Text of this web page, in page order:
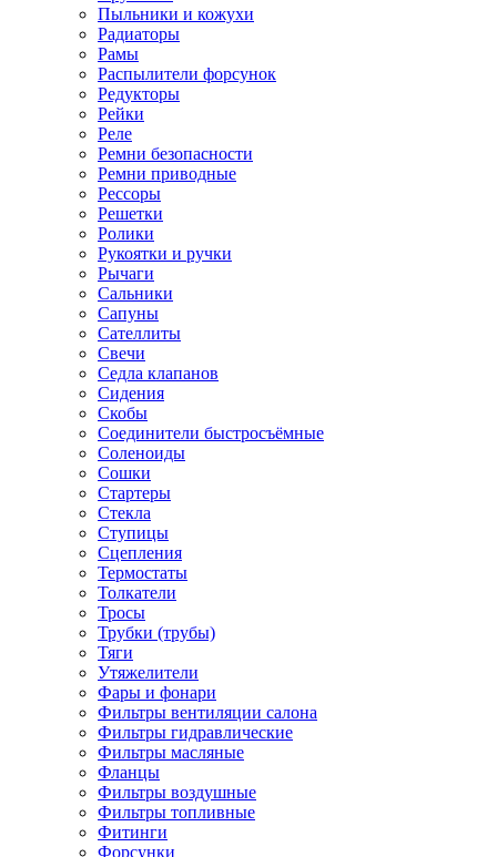
Пыльники и кожухи
Радиаторы
Рамы
Распылители форсунок
Редукторы
Рейки
Реле
Ремни безопасности
Ремни приводные
Рессоры
Решетки
Ролики
Рукоятки и ручки
Рычаги
Сальники
Сапуны
Сателлиты
Свечи
Седла клапанов
Сидения
Скобы
Соединители быстросъёмные
Соленоиды
Сошки
Стартеры
Стекла
Ступицы
Сцепления
Термостаты
Толкатели
Тросы
Трубки (трубы)
Тяги
Утяжелители
Фары и фонари
Фильтры вентиляции салона
Фильтры гидравлические
Фильтры масляные
Фланцы
Фильтры воздушные
Фильтры топливные
Фитинги
Форсунки